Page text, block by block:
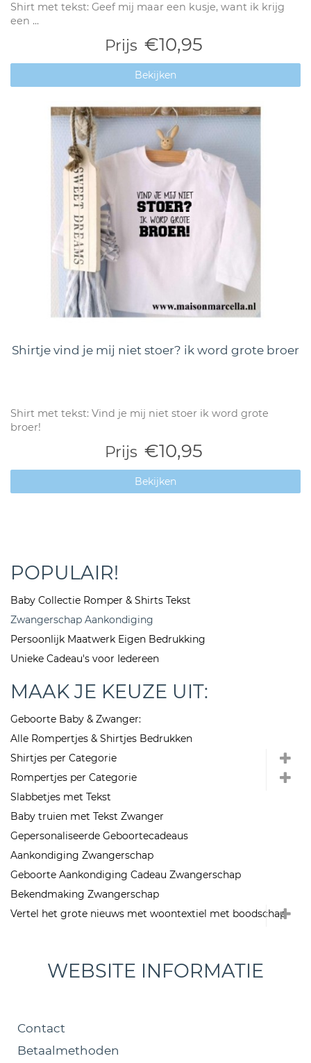
Shirt met tekst: Geef mij maar een kusje, want ik krijg
een ...
Prijs €10,95
Bekijken
Shirtje vind je mij niet stoer? ik word grote broer
Shirt met tekst: Vind je mij niet stoer ik word grote
broer!
Prijs €10,95
Bekijken
POPULAIR!
Baby Collectie Romper & Shirts Tekst
Zwangerschap Aankondiging
Persoonlijk Maatwerk Eigen Bedrukking
Unieke Cadeau's voor Iedereen
MAAK JE KEUZE UIT:
Geboorte Baby & Zwanger:
Alle Rompertjes & Shirtjes Bedrukken
Shirtjes per Categorie
Rompertjes per Categorie
Slabbetjes met Tekst
Baby truien met Tekst Zwanger
Gepersonaliseerde Geboortecadeaus
Aankondiging Zwangerschap
Geboorte Aankondiging Cadeau Zwangerschap
Bekendmaking Zwangerschap
Vertel het grote nieuws met woontextiel met boodschap
WEBSITE INFORMATIE
Contact
Betaalmethoden